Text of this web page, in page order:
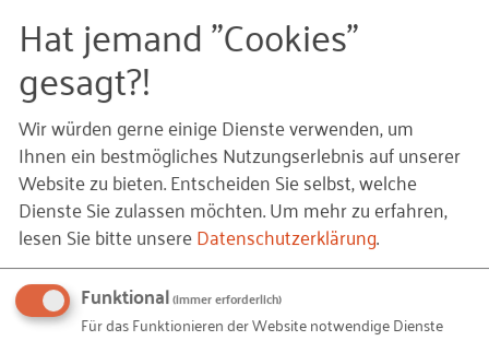
Ich gratuliere dem RKW, seinen Mitarbeiterinnen
und Mitarbeitern, ganz herzlich zu seinem 100-
jährigen Bestehen, wünsche alles Gute für die
Zukunft und freue mich auf das weitere gute
Miteinander.
Dr. Harald Marquardt, Vorsitzender des Vorstands
der Marquardt Gruppe und langjähriges Mitglied im
Hat jemand "Cookies"
gesagt?!
Wir würden gerne einige Dienste verwenden, um
Ihnen ein bestmögliches Nutzungserlebnis auf unserer
Website zu bieten. Entscheiden Sie selbst, welche
Dienste Sie zulassen möchten.Um mehr zu erfahren,
lesen Sie bitte unsereDatenschutzerklärung.
Funktional(immer erforderlich)
Für das Funktionieren der Website notwendige Dienste